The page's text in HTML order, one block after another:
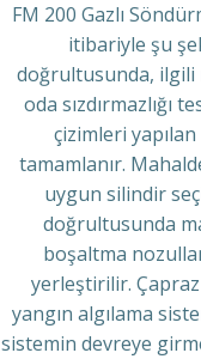
FM 200 Gazlı
itibariyle şu
doğrultusunda, ilgili
oda sızdırmazlığı
çizimleri
tamamlanır.
uygun silindir
doğrultusunda
boşaltma
yerleştirilir.
yangın algılama
sistemin devreye